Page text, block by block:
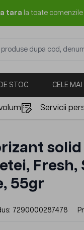
tara la toate
STOC CELE
Servicii
Fresh,
55gr
7290000287478